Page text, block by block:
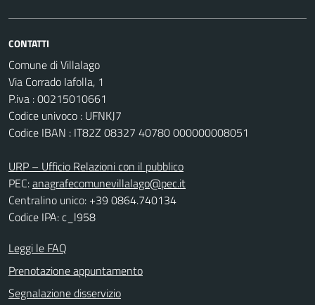
CONTATTI
Comune di Villalago
Via Corrado Iafolla, 1
P.iva : 00215010661
Codice univoco : UFNKJ7
Codice IBAN : IT82Z 08327 40780 000000008051
URP – Ufficio Relazioni con il pubblico
PEC:anagrafecomunevillalago@pec.it
Centralino unico: +39 0864.740134
Codice IPA: c_l958
Leggi le FAQ
Prenotazione appuntamento
Segnalazione disservizio